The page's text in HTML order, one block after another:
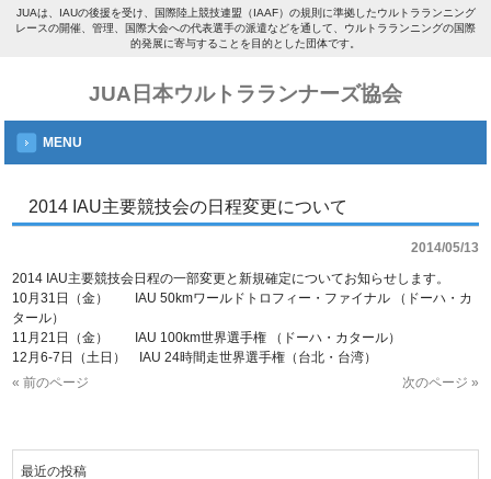
JUAは、IAUの後援を受け、国際陸上競技連盟（IAAF）の規則に準拠したウルトラランニング
レースの開催、管理、国際大会への代表選手の派遣などを通して、ウルトラランニングの国際
的発展に寄与することを目的とした団体です。
JUA日本ウルトラランナーズ協会
MENU
2014 IAU主要競技会の日程変更について
2014/05/13
2014 IAU主要競技会日程の一部変更と新規確定についてお知らせします。
10月31日（金） IAU 50kmワールドトロフィー・ファイナル （ドーハ・カ
タール）
11月21日（金） IAU 100km世界選手権 （ドーハ・カタール）
12月6-7日（土日） IAU 24時間走世界選手権（台北・台湾）
« 前のページ
次のページ »
最近の投稿